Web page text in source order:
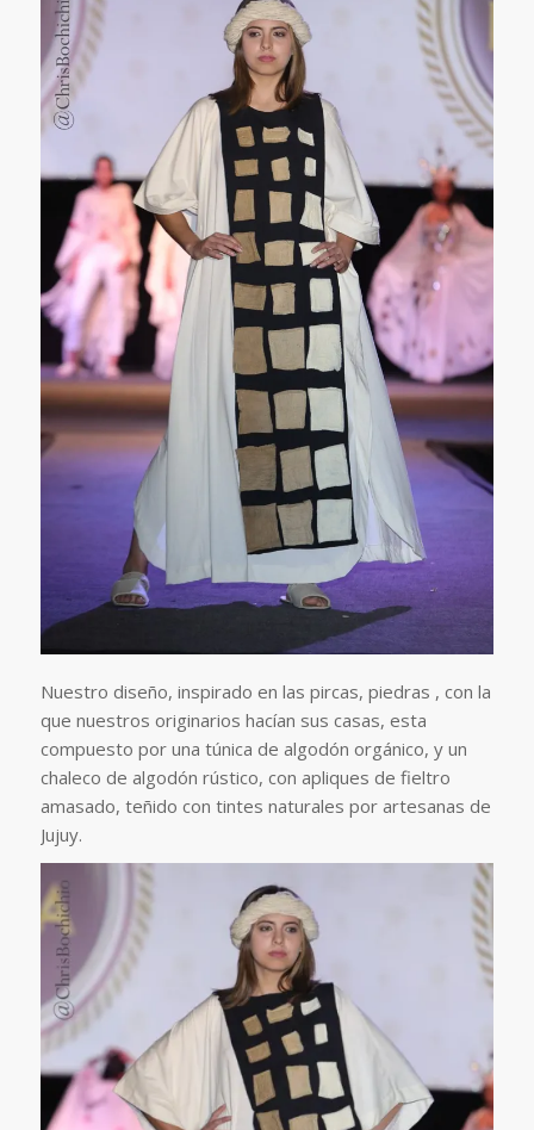
Nuestro diseño, inspirado en las pircas, piedras , con la
que nuestros originarios hacían sus casas, esta
compuesto por una túnica de algodón orgánico, y un
chaleco de algodón rústico, con apliques de fieltro
amasado, teñido con tintes naturales por artesanas de
Jujuy.